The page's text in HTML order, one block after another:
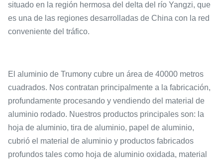
situado en la región hermosa del delta del río Yangzi, que
es una de las regiones desarrolladas de China con la red
conveniente del tráfico.
El aluminio de Trumony cubre un área de 40000 metros
cuadrados. Nos contratan principalmente a la fabricación,
profundamente procesando y vendiendo del material de
aluminio rodado. Nuestros productos principales son: la
hoja de aluminio, tira de aluminio, papel de aluminio,
cubrió el material de aluminio y productos fabricados
profundos tales como hoja de aluminio oxidada, material